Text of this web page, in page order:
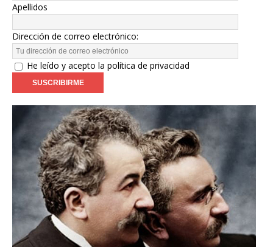
Apellidos
Dirección de correo electrónico:
He leído y acepto la política de privacidad